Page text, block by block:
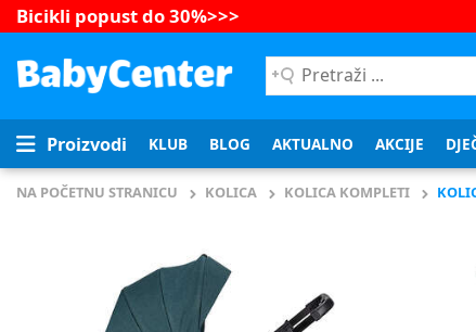
Bicikli popust do 30%>>>
Pretraži
...
Proizvodi KLUB BLOG AKTUALNO AKCIJE
NA POČETNU STRANICU KOLICA KOLICA KOMPLETI